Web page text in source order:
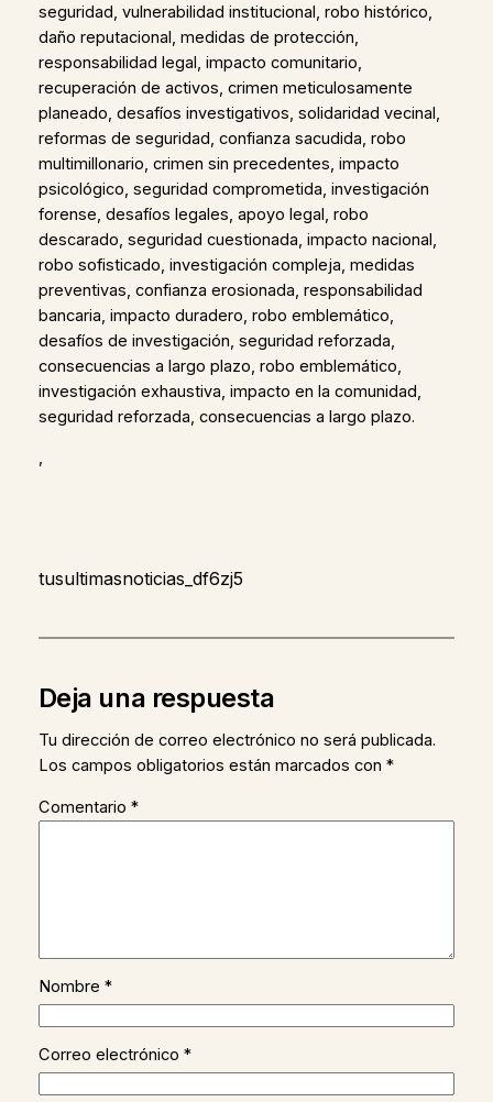
seguridad, vulnerabilidad institucional, robo histórico,
daño reputacional, medidas de protección,
responsabilidad legal, impacto comunitario,
recuperación de activos, crimen meticulosamente
planeado, desafíos investigativos, solidaridad vecinal,
reformas de seguridad, confianza sacudida, robo
multimillonario, crimen sin precedentes, impacto
psicológico, seguridad comprometida, investigación
forense, desafíos legales, apoyo legal, robo
descarado, seguridad cuestionada, impacto nacional,
robo sofisticado, investigación compleja, medidas
preventivas, confianza erosionada, responsabilidad
bancaria, impacto duradero, robo emblemático,
desafíos de investigación, seguridad reforzada,
consecuencias a largo plazo, robo emblemático,
investigación exhaustiva, impacto en la comunidad,
seguridad reforzada, consecuencias a largo plazo.
,
tusultimasnoticias_df6zj5
Deja una respuesta
Tu dirección de correo electrónico no será publicada.
Los campos obligatorios están marcados con *
Comentario *
Nombre *
Correo electrónico *